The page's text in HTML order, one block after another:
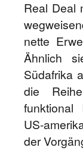
Real Deal
nette
Ähnlich
Südafrika
die
funktional
US-
der